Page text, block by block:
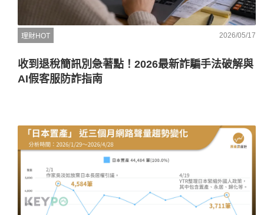
理財HOT 2026/05/17
收到退稅簡訊別急著點！2026最新詐騙手法破解與
AI假客服防詐指南